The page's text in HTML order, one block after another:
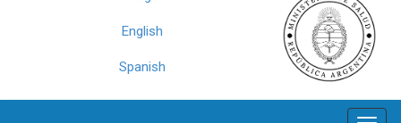
English
Spanish